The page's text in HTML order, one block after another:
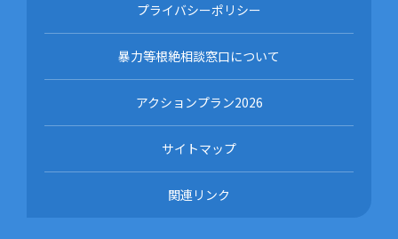
プライバシーポリシー
暴力等根絶相談窓口について
アクションプラン2026
サイトマップ
関連リンク